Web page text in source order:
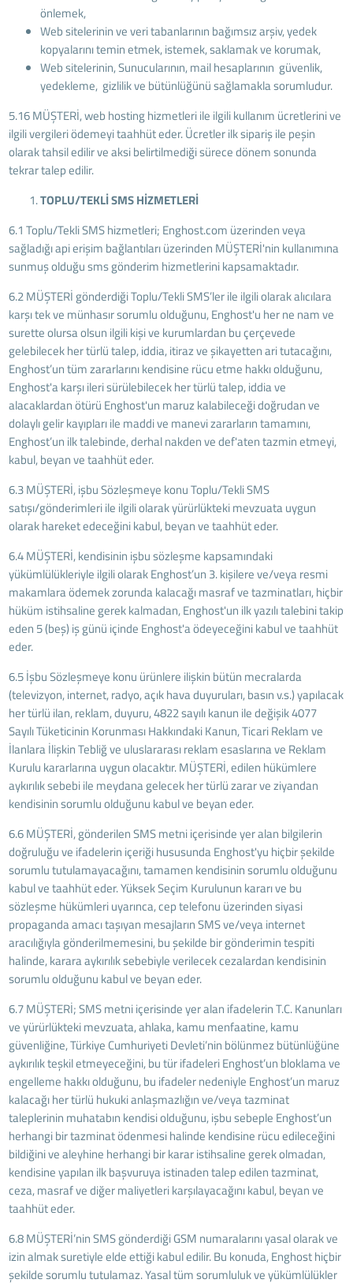
önlemek,
Web sitelerinin ve veri tabanlarının bağımsız arşiv, yedek
kopyalarını temin etmek, istemek, saklamak ve korumak,
Web sitelerinin, Sunucularının, mail hesaplarının güvenlik,
yedekleme, gizlilik ve bütünlüğünü sağlamakla sorumludur.
5.16 MÜŞTERİ, web hosting hizmetleri ile ilgili kullanım ücretlerini ve
ilgili vergileri ödemeyi taahhüt eder. Ücretler ilk sipariş ile peşin
olarak tahsil edilir ve aksi belirtilmediği sürece dönem sonunda
tekrar talep edilir.
TOPLU/TEKLİ SMS HİZMETLERİ
6.1 Toplu/Tekli SMS hizmetleri; Enghost.com üzerinden veya
sağladığı api erişim bağlantıları üzerinden MÜŞTERİ'nin kullanımına
sunmuş olduğu sms gönderim hizmetlerini kapsamaktadır.
6.2 MÜŞTERİ gönderdiği Toplu/Tekli SMS’ler ile ilgili olarak alıcılara
karşı tek ve münhasır sorumlu olduğunu, Enghost'u her ne nam ve
surette olursa olsun ilgili kişi ve kurumlardan bu çerçevede
gelebilecek her türlü talep, iddia, itiraz ve şikayetten ari tutacağını,
Enghost’un tüm zararlarını kendisine rücu etme hakkı olduğunu,
Enghost'a karşı ileri sürülebilecek her türlü talep, iddia ve
alacaklardan ötürü Enghost'un maruz kalabileceği doğrudan ve
dolaylı gelir kayıpları ile maddi ve manevi zararların tamamını,
Enghost’un ilk talebinde, derhal nakden ve def'aten tazmin etmeyi,
kabul, beyan ve taahhüt eder.
6.3 MÜŞTERİ, işbu Sözleşmeye konu Toplu/Tekli SMS
satışı/gönderimleri ile ilgili olarak yürürlükteki mevzuata uygun
olarak hareket edeceğini kabul, beyan ve taahhüt eder.
6.4 MÜŞTERİ, kendisinin işbu sözleşme kapsamındaki
yükümlülükleriyle ilgili olarak Enghost’un 3. kişilere ve/veya resmi
makamlara ödemek zorunda kalacağı masraf ve tazminatları, hiçbir
hüküm istihsaline gerek kalmadan, Enghost'un ilk yazılı talebini takip
eden 5 (beş) iş günü içinde Enghost'a ödeyeceğini kabul ve taahhüt
eder.
6.5 İşbu Sözleşmeye konu ürünlere ilişkin bütün mecralarda
(televizyon, internet, radyo, açık hava duyuruları, basın v.s.) yapılacak
her türlü ilan, reklam, duyuru, 4822 sayılı kanun ile değişik 4077
Sayılı Tüketicinin Korunması Hakkındaki Kanun, Ticari Reklam ve
İlanlara İlişkin Tebliğ ve uluslararası reklam esaslarına ve Reklam
Kurulu kararlarına uygun olacaktır. MÜŞTERİ, edilen hükümlere
aykırılık sebebi ile meydana gelecek her türlü zarar ve ziyandan
kendisinin sorumlu olduğunu kabul ve beyan eder.
6.6 MÜŞTERİ, gönderilen SMS metni içerisinde yer alan bilgilerin
doğruluğu ve ifadelerin içeriği hususunda Enghost'yu hiçbir şekilde
sorumlu tutulamayacağını, tamamen kendisinin sorumlu olduğunu
kabul ve taahhüt eder. Yüksek Seçim Kurulunun kararı ve bu
sözleşme hükümleri uyarınca, cep telefonu üzerinden siyasi
propaganda amacı taşıyan mesajların SMS ve/veya internet
aracılığıyla gönderilmemesini, bu şekilde bir gönderimin tespiti
halinde, karara aykırılık sebebiyle verilecek cezalardan kendisinin
sorumlu olduğunu kabul ve beyan eder.
6.7 MÜŞTERİ; SMS metni içerisinde yer alan ifadelerin T.C. Kanunları
ve yürürlükteki mevzuata, ahlaka, kamu menfaatine, kamu
güvenliğine, Türkiye Cumhuriyeti Devleti’nin bölünmez bütünlüğüne
aykırılık teşkil etmeyeceğini, bu tür ifadeleri Enghost’un bloklama ve
engelleme hakkı olduğunu, bu ifadeler nedeniyle Enghost’un maruz
kalacağı her türlü hukuki anlaşmazlığın ve/veya tazminat
taleplerinin muhatabın kendisi olduğunu, işbu sebeple Enghost’un
herhangi bir tazminat ödenmesi halinde kendisine rücu edileceğini
bildiğini ve aleyhine herhangi bir karar istihsaline gerek olmadan,
kendisine yapılan ilk başvuruya istinaden talep edilen tazminat,
ceza, masraf ve diğer maliyetleri karşılayacağını kabul, beyan ve
taahhüt eder.
6.8 MÜŞTERİ’nin SMS gönderdiği GSM numaralarını yasal olarak ve
izin almak suretiyle elde ettiği kabul edilir. Bu konuda, Enghost hiçbir
şekilde sorumlu tutulamaz. Yasal tüm sorumluluk ve yükümlülükler